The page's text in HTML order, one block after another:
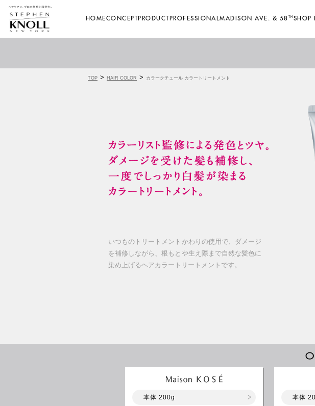
HOMECONCEPT PRODUCT PROFESSIONALMADISON AVE. & 58 TH SHOP
TOP > HAIR COLOR > カラークチュール カラートリートメント
いつものトリートメントかわりの使用で、ダメージ
を補修しながら、根もとや生え際まで自然な髪色に
染め上げるヘアカラートリートメントです。
本体 200g 本体